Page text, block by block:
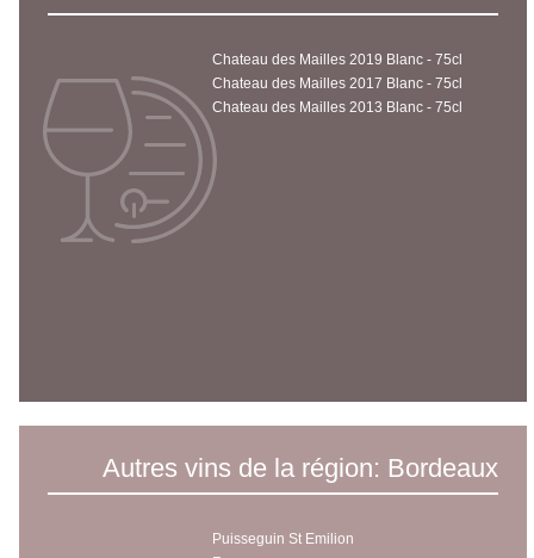
Chateau des Mailles 2019 Blanc - 75cl
Chateau des Mailles 2017 Blanc - 75cl
Chateau des Mailles 2013 Blanc - 75cl
Autres vins de la région: Bordeaux
Puisseguin St Emilion